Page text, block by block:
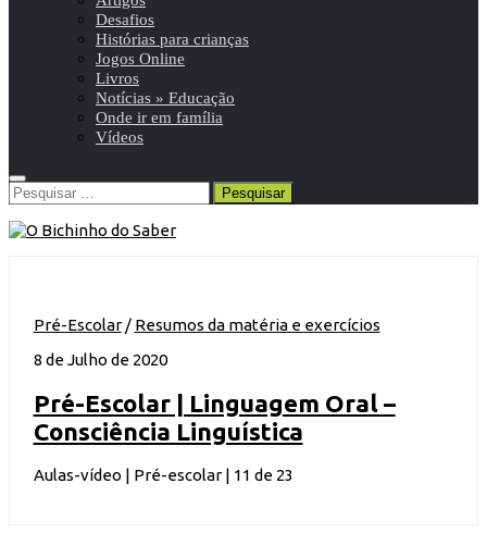
Desafios
Histórias para crianças
Jogos Online
Livros
Notícias » Educação
Onde ir em família
Vídeos
Pesquisar
por:
Pré-Escolar/ Resumos da matéria e exercícios
8 de Julho de 2020
Pré-Escolar | Linguagem Oral –
Consciência Linguística
Aulas-vídeo | Pré-escolar | 11 de 23